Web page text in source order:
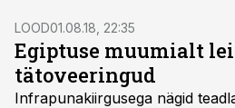
LOOD01.08.18, 22:35
Egiptuse muumialt
tätoveeringud
Infrapunakiirgusega nägid